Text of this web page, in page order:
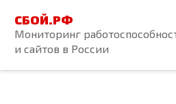
контенту
СБОЙ.РФ
Мониторинг
и сайтов в России